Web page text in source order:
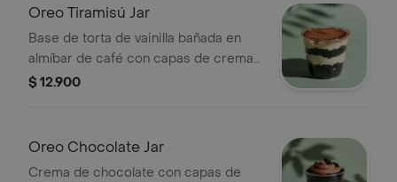
Oreo Tiramisú Jar
Base de torta de vainilla bañada en
almíbar de café con capas de crema
de tiramisú y Oreo triturada.
$ 12.900
Oreo Chocolate Jar
Crema de chocolate con capas de